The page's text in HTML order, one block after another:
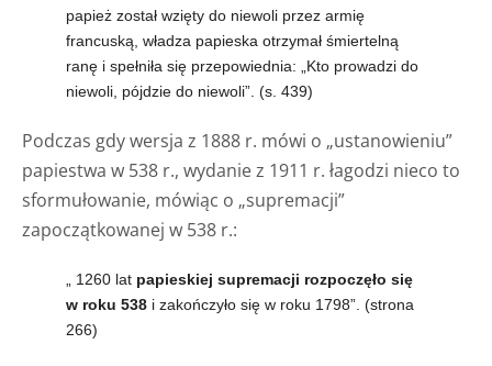
papież został wzięty do niewoli przez armię
francuską, władza papieska otrzymał śmiertelną
ranę i spełniła się przepowiednia: „Kto prowadzi do
niewoli, pójdzie do niewoli”. (s. 439)
Podczas gdy wersja z 1888 r. mówi o „ustanowieniu”
papiestwa w 538 r., wydanie z 1911 r. łagodzi nieco to
sformułowanie, mówiąc o „supremacji”
zapoczątkowanej w 538 r.:
1260 lat papieskiej supremacji rozpoczęło się
w roku 538 i zakończyło się w roku 1798”. (strona
266)